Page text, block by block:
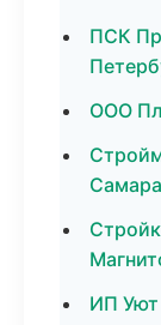
ПСК
ООО
Самара
ИП Уют